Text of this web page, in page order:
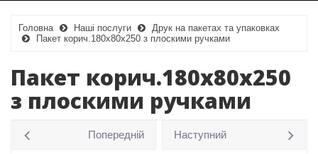
Головна Наші послуги
Друк на пакетах та упаковках
Пакет корич.180x80x250 з плоскими ручками
Пакет корич.180x80x250
з плоскими ручками
Попередній Наступний